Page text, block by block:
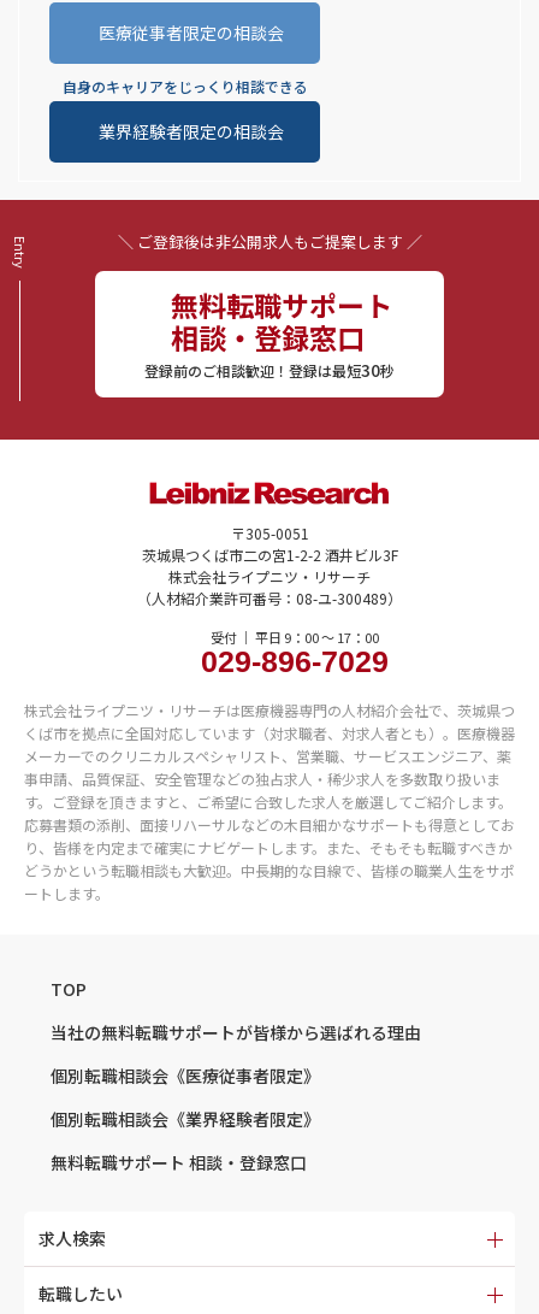
医療従事者限定の相談会
自身のキャリアをじっくり相談できる
業界経験者限定の相談会
＼ ご登録後は非公開求人もご提案します ／
無料転職サポート
相談・登録窓口
登録前のご相談歓迎！登録は最短30秒
〒305-0051
茨城県つくば市二の宮1-2-2 酒井ビル3F
株式会社ライプニツ・リサーチ
（人材紹介業許可番号：08-ユ-300489）
受付 ｜ 平日 9：00 〜 17：00
029-896-7029
株式会社ライプニツ・リサーチは医療機器専門の人材紹介会社で、茨城県つ
くば市を拠点に全国対応しています（対求職者、対求人者とも）。医療機器
メーカーでのクリニカルスペシャリスト、営業職、サービスエンジニア、薬
事申請、品質保証、安全管理などの独占求人・稀少求人を多数取り扱いま
す。ご登録を頂きますと、ご希望に合致した求人を厳選してご紹介します。
応募書類の添削、面接リハーサルなどの木目細かなサポートも得意としてお
り、皆様を内定まで確実にナビゲートします。また、そもそも転職すべきか
どうかという転職相談も大歓迎。中長期的な目線で、皆様の職業人生をサポ
ートします。
TOP
当社の無料転職サポートが皆様から選ばれる理由
個別転職相談会 《医療従事者限定》
個別転職相談会 《業界経験者限定》
無料転職サポート 相談・登録窓口
求人検索
転職したい